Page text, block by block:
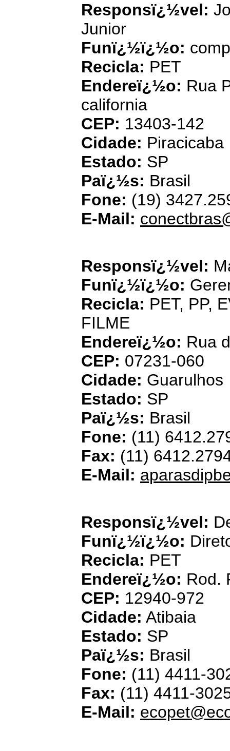
Responsï¿½vel:
Junior
Funï¿½ï¿½o:
Recicla: PET
Endereï¿½o: Rua
california
CEP: 13403-142
Cidade: Piracicaba
Estado: SP
Paï¿½s: Brasil
Fone: (19)
E-Mail:
Responsï¿½vel:
Funï¿½ï¿½o:
Recicla: PET, PP,
FILME
Endereï¿½o: Rua
CEP: 07231-060
Cidade: Guarulhos
Estado: SP
Paï¿½s: Brasil
Fone: (11)
Fax: (11)
E-Mail:
Responsï¿½vel:
Funï¿½ï¿½o:
Recicla: PET
Endereï¿½o: Rod.
CEP: 12940-972
Cidade: Atibaia
Estado: SP
Paï¿½s: Brasil
Fone: (11) 4411-
Fax: (11) 4411-
E-Mail: